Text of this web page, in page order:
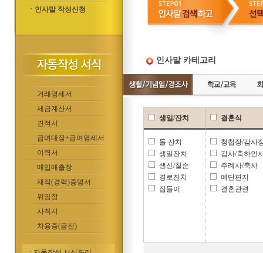
ㆍ인사말 작성신청
거래명세서
세금계산서
견적서
급여대장+급여명세서
이력서
매입매출장
재직(경력)증명서
위임장
사직서
차용증(금전)
인사말 카테고리
생일/잔치
돌 잔치
생일잔치
생신/칠순
경로잔치
집들이
결혼식
청첩장/감사
감사/축하인
주례사/축사
예단편지
결혼관련